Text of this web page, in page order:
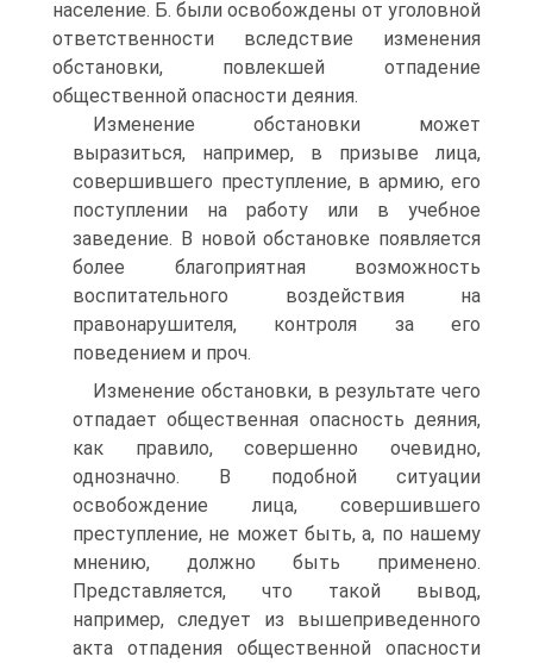
население. Б. были освобождены от уголовной
ответственности вследствие изменения
обстановки, повлекшей отпадение
общественной опасности деяния.
Изменение обстановки может
выразиться, например, в призыве лица,
совершившего преступление, в армию, его
поступлении на работу или в учебное
заведение. В новой обстановке появляется
более благоприятная возможность
воспитательного воздействия на
правонарушителя, контроля за его
поведением и проч.
Изменение обстановки, в результате чего
отпадает общественная опасность деяния,
как правило, совершенно очевидно,
однозначно. В подобной ситуации
освобождение лица, совершившего
преступление, не может быть, а, по нашему
мнению, должно быть применено.
Представляется, что такой вывод,
например, следует из вышеприведенного
акта отпадения общественной опасности